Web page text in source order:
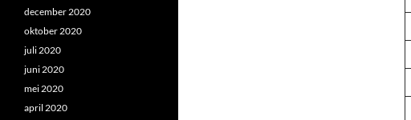
december 2020
oktober 2020
juli 2020
juni 2020
mei 2020
april 2020